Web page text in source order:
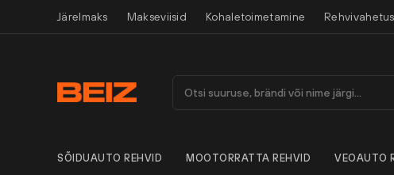
Järelmaks Makseviisid Kohaletoimetamine Rehvivahetus
SÕIDUAUTO REHVID MOOTORRATTA REHVID VEOAUTO